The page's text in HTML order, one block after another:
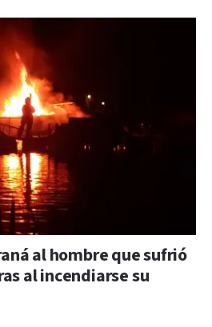
al hombre que sufrió
al incendiarse su